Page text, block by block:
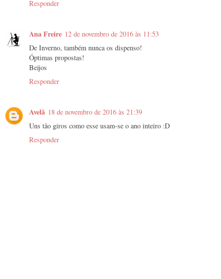
Responder
Ana Freire 12 de novembro de 2016 às 11:53
De Inverno, também nunca os dispenso!
Óptimas propostas!
Beijos
Responder
Avelã 18 de novembro de 2016 às 21:39
Uns tão giros como esse usam-se o ano inteiro :D
Responder